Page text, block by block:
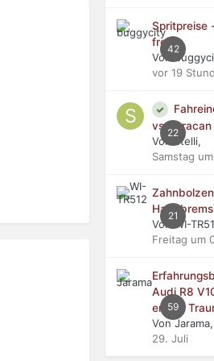
42
Spritpreise
frech
Von
vor 19
22
vs Huracan
Von stelli,
Samstag
21
Von WI-
Freitag um
59
Audi R8
erfüllt,
Von Jarama,
29. Juli